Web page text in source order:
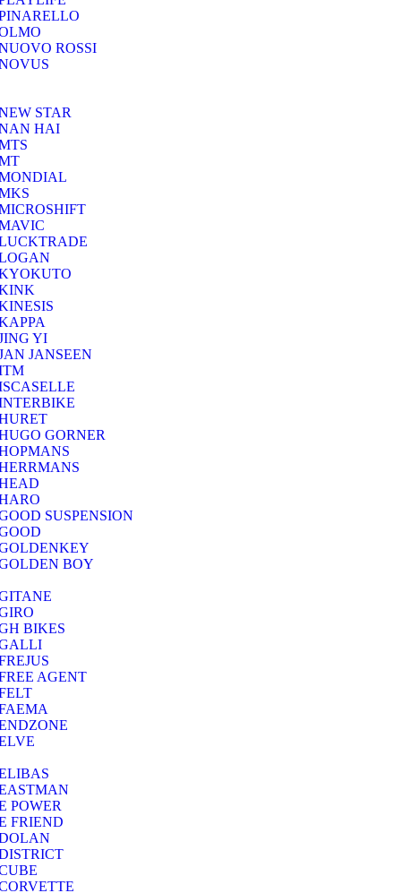
ROSSI
STAR
HAI
YI
JANSEEN
GORNER
SUSPENSION
BOY
BIKES
AGENT
POWER
FRIEND